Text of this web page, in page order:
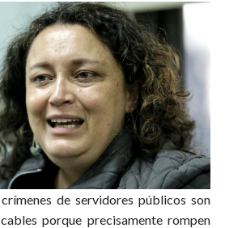
crímenes de servidores públicos son
porque precisamente rompen